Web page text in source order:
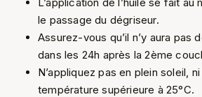
le passage du dégriseur.
Assurez-vous qu’il n’y aura pas
dans les 24h après la 2ème
N’appliquez pas en plein soleil,
température supérieure à 25°C.